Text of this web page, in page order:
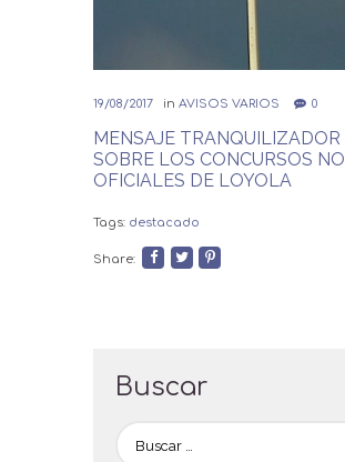
19/08/2017 inAVISOS VARIOS 0
MENSAJE TRANQUILIZADOR
SOBRE LOS CONCURSOS NO
OFICIALES DE LOYOLA
Tags: destacado
Share:
Buscar